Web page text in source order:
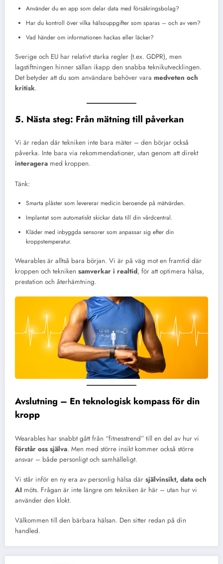
Använder du en app som delar data med försäkringsbolag?
Har du kontroll över vilka hälsouppgifter som sparas – och av vem?
Vad händer om informationen hackas eller läcker?
Sverige och EU har relativt starka regler (t.ex. GDPR), men
lagstiftningen hinner sällan ikapp den snabba teknikutvecklingen.
Det betyder att du som användare behöver vara medveten och
kritisk.
5. Nästa steg: Från mätning till påverkan
Vi är redan där tekniken inte bara mäter – den börjar också
påverka. Inte bara via rekommendationer, utan genom att direkt
interagera med kroppen.
Tänk:
Smarta plåster som levererar medicin beroende på mätvärden.
Implantat som automatiskt skickar data till din vårdcentral.
Kläder med inbyggda sensorer som anpassar sig efter din
kroppstemperatur.
Wearables är alltså bara början. Vi är på väg mot en framtid där
kroppen och tekniken samverkar i realtid, för att optimera hälsa,
prestation och återhämtning.
Avslutning – En teknologisk kompass för din
kropp
Wearables har snabbt gått från “fitnesstrend” till en del av hur vi
förstår oss själva. Men med större insikt kommer också större
ansvar – både personligt och samhälleligt.
Vi står inför en ny era av personlig hälsa där självinsikt, data och
AI möts. Frågan är inte längre om tekniken är här – utan hur vi
använder den klokt.
Välkommen till den bärbara hälsan. Den sitter redan på din
handled.